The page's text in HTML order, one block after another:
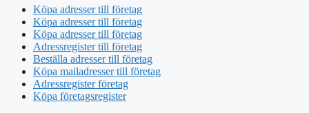
Köpa adresser till företag
Köpa adresser till företag
Köpa adresser till företag
Adressregister till företag
Beställa adresser till företag
Köpa mailadresser till företag
Adressregister företag
Köpa företagsregister